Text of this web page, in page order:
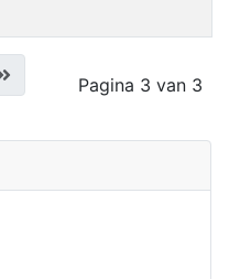
Pagina 3 van 3